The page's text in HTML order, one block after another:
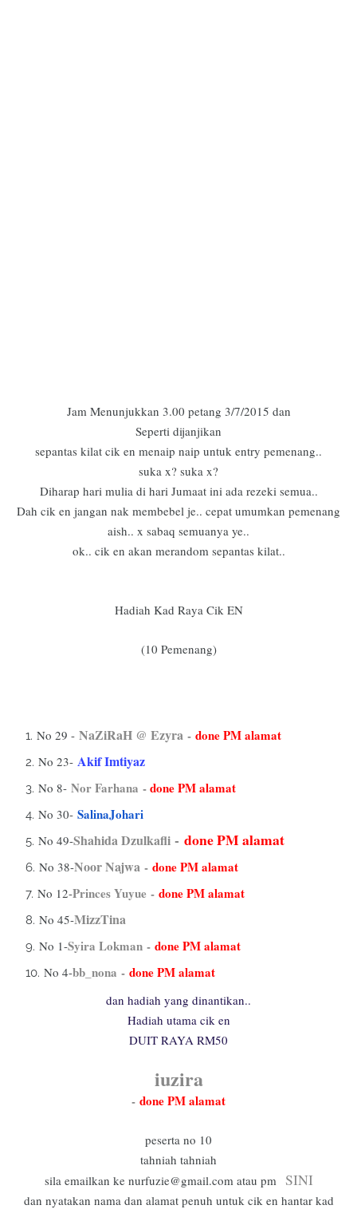
Jam Menunjukkan 3.00 petang 3/7/2015 dan
Seperti dijanjikan
sepantas kilat cik en menaip naip untuk entry pemenang..
suka x? suka x?
Diharap hari mulia di hari Jumaat ini ada rezeki semua..
Dah cik en jangan nak membebel je.. cepat umumkan pemenang
aish.. x sabaq semuanya ye..
ok.. cik en akan merandom sepantas kilat..
Hadiah Kad Raya Cik EN
(10 Pemenang)
No 29 - NaZiRaH @ Ezyra - done PM alamat
No 23- Akif Imtiyaz
No 8- Nor Farhana -done PM alamat
No 30- SalinaJohari
No 49-Shahida Dzulkafli - done PM alamat
No 38-Noor Najwa - done PM alamat
No 12-Princes Yuyue - done PM alamat
No 45-MizzTina
No 1-Syira Lokman - done PM alamat
No 4-bb_nona - done PM alamat
dan hadiah yang dinantikan..
Hadiah utama cik en
DUIT RAYA RM50
iuzira
- done PM alamat
peserta no 10
tahniah tahniah
sila emailkan ke nurfuzie@gmail.com atau pm SINI
dan nyatakan nama dan alamat penuh untuk cik en hantar kad